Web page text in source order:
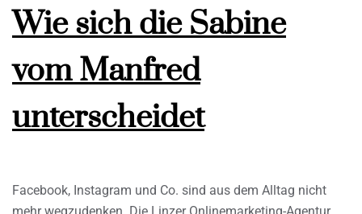
Wie sich die Sabine
vom Manfred
unterscheidet
Facebook, Instagram und Co. sind aus dem Alltag nicht